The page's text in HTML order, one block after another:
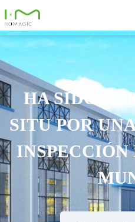
Ver todos